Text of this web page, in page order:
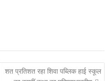
शत प्रतिशत रहा शिवा पब्लिक हाई स्कूल